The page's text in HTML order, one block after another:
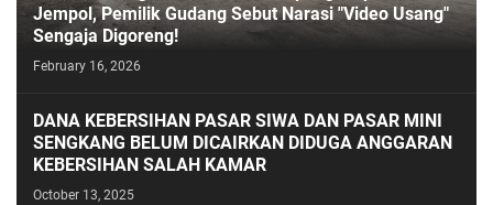
Jempol, Pemilik Gudang Sebut Narasi "Video Usang"
Sengaja Digoreng!
February 16, 2026
DANA KEBERSIHAN PASAR SIWA DAN PASAR MINI
SENGKANG BELUM DICAIRKAN DIDUGA ANGGARAN
KEBERSIHAN SALAH KAMAR
October 13, 2025